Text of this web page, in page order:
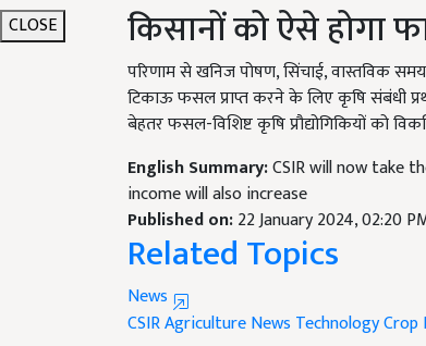
CLOSE
किसानों को ऐसे होगा
परिणाम से खनिज पोषण, सिंचाई, वास्तविक
टिकाऊ फसल प्राप्त करने के लिए कृषि संबंधी
बेहतर फसल-विशिष्ट कृषि प्रौद्योगिकियों को
English Summary:CSIR will now take
income will also increase
Published on:22 January 2024, 02:20
Related Topics
News
CSIRAgriculture News TechnologyCrop